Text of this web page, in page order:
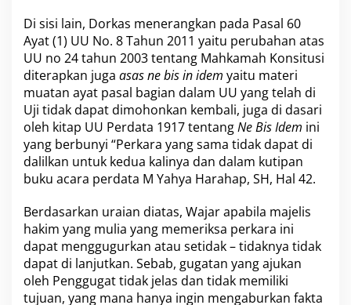
h
P
r
o
s
e
s
D
i
T
i
n
a
t
B
a
n
d
Di sisi lain, Dorkas menerangkan pada Pasal 60
Ayat (1) UU No. 8 Tahun 2011 yaitu perubahan atas
UU no 24 tahun 2003 tentang Mahkamah Konsitusi
diterapkan juga asas ne bis in idem yaitu materi
muatan ayat pasal bagian dalam UU yang telah di
Uji tidak dapat dimohonkan kembali, juga di dasari
oleh kitap UU Perdata 1917 tentangNe Bis Idem ini
yang berbunyi “Perkara yang sama tidak dapat di
dalilkan untuk kedua kalinya dan dalam kutipan
buku acara perdata M Yahya Harahap, SH, Hal 42.
Berdasarkan uraian diatas, Wajar apabila majelis
hakim yang mulia yang memeriksa perkara ini
dapat menggugurkan atau setidak – tidaknya tidak
dapat di lanjutkan. Sebab, gugatan yang ajukan
oleh Penggugat tidak jelas dan tidak memiliki
tujuan, yang mana hanya ingin mengaburkan fakta